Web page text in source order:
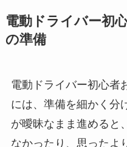
電動ドライバー初
の準備
電動ドライバー初心者
には、準備を細かく分
が曖昧なまま進めると
なかったり、思ったよ